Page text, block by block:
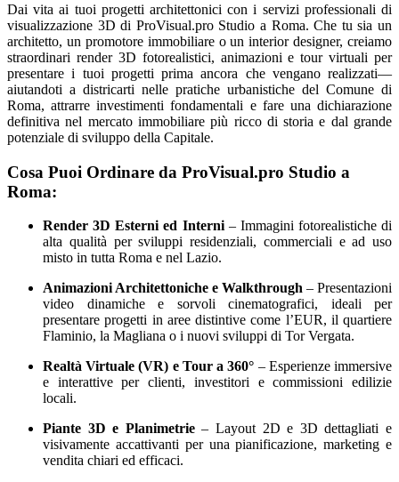
Dai vita ai tuoi progetti architettonici con i servizi professionali di
visualizzazione 3D di ProVisual.pro Studio a Roma. Che tu sia un
architetto, un promotore immobiliare o un interior designer, creiamo
straordinari render 3D fotorealistici, animazioni e tour virtuali per
presentare i tuoi progetti prima ancora che vengano realizzati—
aiutandoti a districarti nelle pratiche urbanistiche del Comune di
Roma, attrarre investimenti fondamentali e fare una dichiarazione
definitiva nel mercato immobiliare più ricco di storia e dal grande
potenziale di sviluppo della Capitale.
Cosa Puoi Ordinare da ProVisual.pro Studio a
Roma:
Render 3D Esterni ed Interni– Immagini fotorealistiche di
alta qualità per sviluppi residenziali, commerciali e ad uso
misto in tutta Roma e nel Lazio.
Animazioni Architettoniche e Walkthrough – Presentazioni
video dinamiche e sorvoli cinematografici, ideali per
presentare progetti in aree distintive come l’EUR, il quartiere
Flaminio, la Magliana o i nuovi sviluppi di Tor Vergata.
Realtà Virtuale (VR) e Tour a 360° – Esperienze immersive
e interattive per clienti, investitori e commissioni edilizie
locali.
Piante 3D e Planimetrie– Layout 2D e 3D dettagliati e
visivamente accattivanti per una pianificazione, marketing e
vendita chiari ed efficaci.